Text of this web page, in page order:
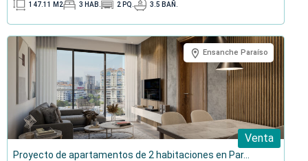
147.11 M2 3 HAB. 2 PQ. 3.5 BAÑ.
Ensanche Paraíso
Venta
Proyecto de apartamentos de 2 habitaciones en Par...